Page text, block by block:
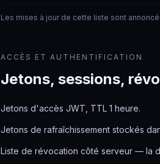
Les mises à jour de cette liste sont
ACCÈS ET AUTHENTIFICATION
Jetons, sessions,
Jetons d'accès JWT, TTL 1 heure.
Jetons de rafraîchissement stockés
Liste de révocation côté serveur — la